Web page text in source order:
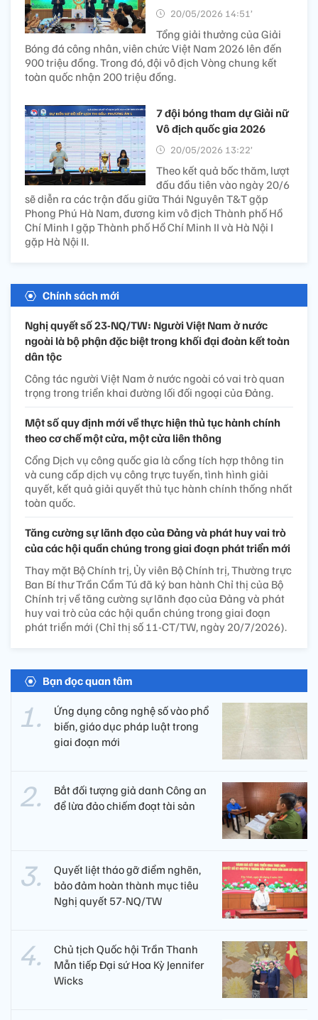
20/05/2026 14:51’
Tổng giải thưởng của Giải
Bóng đá công nhân, viên chức Việt Nam 2026 lên đến
900 triệu đồng. Trong đó, đội vô địch Vòng chung kết
toàn quốc nhận 200 triệu đồng.
7 đội bóng tham dự Giải nữ
Vô địch quốc gia 2026
20/05/2026 13:22’
Theo kết quả bốc thăm, lượt
đấu đầu tiên vào ngày 20/6
sẽ diễn ra các trận đấu giữa Thái Nguyên T&T gặp
Phong Phú Hà Nam, đương kim vô địch Thành phố Hồ
Chí Minh I gặp Thành phố Hồ Chí Minh II và Hà Nội I
gặp Hà Nội II.
Chính sách mới
Nghị quyết số 23-NQ/TW: Người Việt Nam ở nước
ngoài là bộ phận đặc biệt trong khối đại đoàn kết toàn
dân tộc
Công tác người Việt Nam ở nước ngoài có vai trò quan
trọng trong triển khai đường lối đối ngoại của Đảng.
Một số quy định mới về thực hiện thủ tục hành chính
theo cơ chế một cửa, một cửa liên thông
Cổng Dịch vụ công quốc gia là cổng tích hợp thông tin
và cung cấp dịch vụ công trực tuyến, tình hình giải
quyết, kết quả giải quyết thủ tục hành chính thống nhất
toàn quốc.
Tăng cường sự lãnh đạo của Đảng và phát huy vai trò
của các hội quần chúng trong giai đoạn phát triển mới
Thay mặt Bộ Chính trị, Ủy viên Bộ Chính trị, Thường trực
Ban Bí thư Trần Cẩm Tú đã ký ban hành Chỉ thị của Bộ
Chính trị về tăng cường sự lãnh đạo của Đảng và phát
huy vai trò của các hội quần chúng trong giai đoạn
phát triển mới (Chỉ thị số 11-CT/TW, ngày 20/7/2026).
Bạn đọc quan tâm
Ứng dụng công nghệ số vào phổ
biến, giáo dục pháp luật trong
giai đoạn mới
Bắt đối tượng giả danh Công an
để lừa đảo chiếm đoạt tài sản
Quyết liệt tháo gỡ điểm nghẽn,
bảo đảm hoàn thành mục tiêu
Nghị quyết 57-NQ/TW
Chủ tịch Quốc hội Trần Thanh
Mẫn tiếp Đại sứ Hoa Kỳ Jennifer
Wicks